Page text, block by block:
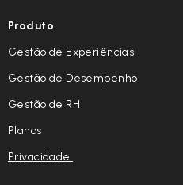
Produto
Gestão de Experiências
Gestão de Desempenho
Gestão de RH
Planos
Privacidade